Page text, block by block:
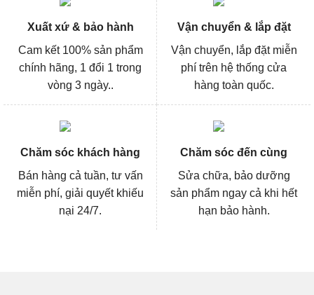
Xuất xứ & bảo hành
Cam kết 100% sản phẩm
chính hãng, 1 đổi 1 trong
vòng 3 ngày..
Vận chuyển & lắp đặt
Vận chuyển, lắp đặt miễn
phí trên hệ thống cửa
hàng toàn quốc.
Chăm sóc khách hàng
Bán hàng cả tuần, tư vấn
miễn phí, giải quyết khiếu
nại 24/7.
Chăm sóc đến cùng
Sửa chữa, bảo dưỡng
sản phẩm ngay cả khi hết
hạn bảo hành.